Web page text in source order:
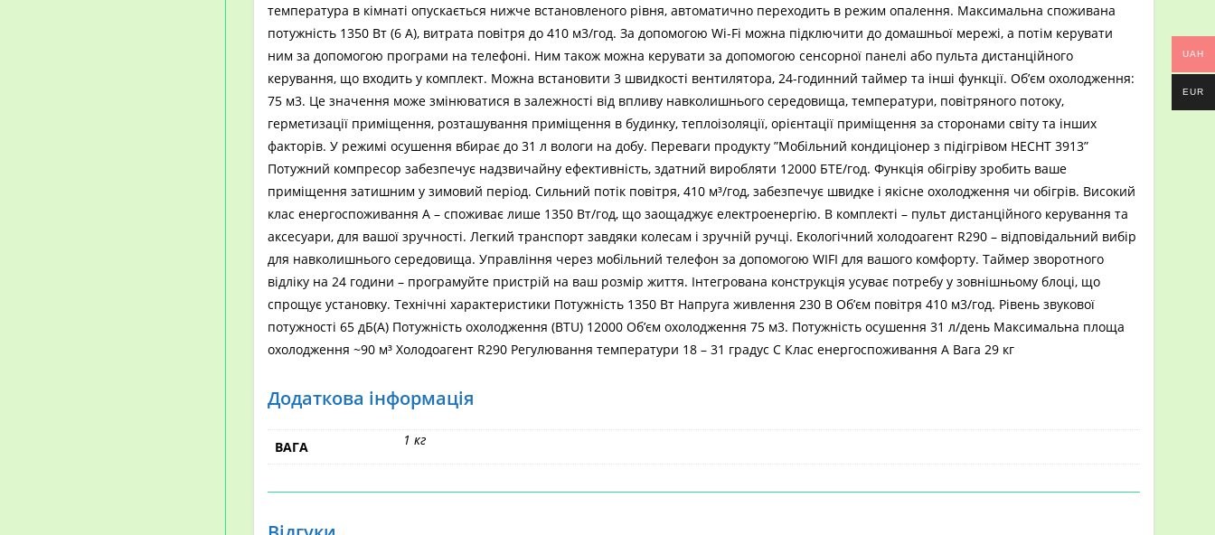
Головна > HECHT обладнання > Мобільний кондиціонер з підігрівом HECHT 3913
температура в кімнаті опускається нижче встановленого рівня, автоматично переходить в режим опалення. Максимальна споживана
потужність 1350 Вт (6 А), витрата повітря до 410 м3/год. За допомогою Wi-Fi можна підключити до домашньої мережі, а потім керувати
ним за допомогою програми на телефоні. Ним також можна керувати за допомогою сенсорної панелі або пульта дистанційного
керування, що входить у комплект. Можна встановити 3 швидкості вентилятора, 24-годинний таймер та інші функції. Об’єм охолодження:
75 м3. Це значення може змінюватися в залежності від впливу навколишнього середовища, температури, повітряного потоку,
герметизації приміщення, розташування приміщення в будинку, теплоізоляції, орієнтації приміщення за сторонами світу та інших
факторів. У режимі осушення вбирає до 31 л вологи на добу. Переваги продукту ”Мобільний кондиціонер з підігрівом HECHT 3913”
Потужний компресор забезпечує надзвичайну ефективність, здатний виробляти 12000 БТЕ/год. Функція обігріву зробить ваше
приміщення затишним у зимовий період. Сильний потік повітря, 410 м³/год, забезпечує швидке і якісне охолодження чи обігрів. Високий
клас енергоспоживання A – споживає лише 1350 Вт/год, що заощаджує електроенергію. В комплекті – пульт дистанційного керування та
аксесуари, для вашої зручності. Легкий транспорт завдяки колесам і зручній ручці. Екологічний холодоагент R290 – відповідальний вибір
для навколишнього середовища. Управління через мобільний телефон за допомогою WIFI для вашого комфорту. Таймер зворотного
відліку на 24 години – програмуйте пристрій на ваш розмір життя. Інтегрована конструкція усуває потребу у зовнішньому блоці, що
спрощує установку. Технічні характеристики Потужність 1350 Вт Напруга живлення 230 В Об’єм повітря 410 м3/год. Рівень звукової
потужності 65 дБ(А) Потужність охолодження (BTU) 12000 Об’єм охолодження 75 м3. Потужність осушення 31 л/день Максимальна площа
охолодження ~90 м³ Холодоагент R290 Регулювання температури 18 – 31 градус С Клас енергоспоживання A Вага 29 кг
Додаткова інформація
ВАГА 1 кг
UAH
EUR